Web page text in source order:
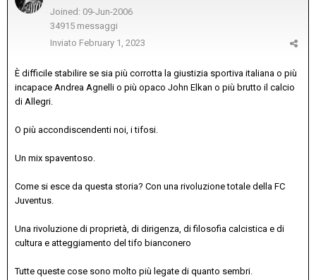
Joined: 09-Jun-2006
34915 messaggi
Inviato February 1, 2023
È difficile stabilire se sia più corrotta la giustizia sportiva italiana o più
incapace Andrea Agnelli o più opaco John Elkan o più brutto il calcio
di Allegri.
O più accondiscendenti noi, i tifosi.
Un mix spaventoso.
Come si esce da questa storia? Con una rivoluzione totale della FC
Juventus.
Una rivoluzione di proprietà, di dirigenza, di filosofia calcistica e di
cultura e atteggiamento del tifo bianconero
Tutte queste cose sono molto più legate di quanto sembri.